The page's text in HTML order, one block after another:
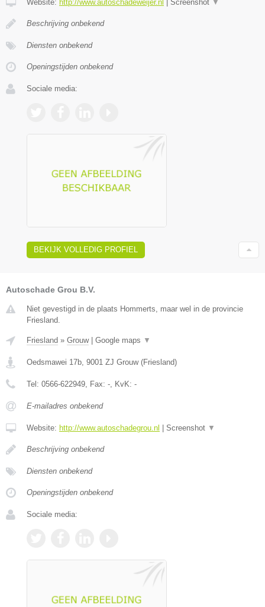
Website: http://www.autoschadeweijer.nl | Screenshot ▼
Beschrijving onbekend
Diensten onbekend
Openingstijden onbekend
Sociale media:
BEKIJK VOLLEDIG PROFIEL
Autoschade Grou B.V.
Niet gevestigd in de plaats Hommerts, maar wel in de provincie
Friesland.
Friesland » Grouw| Google maps ▼
Oedsmawei 17b, 9001 ZJ Grouw(Friesland)
Tel: 0566-622949, Fax: -, KvK: -
E-mailadres onbekend
Website: http://www.autoschadegrou.nl Screenshot ▼
Beschrijving onbekend
Diensten onbekend
Openingstijden onbekend
Sociale media: